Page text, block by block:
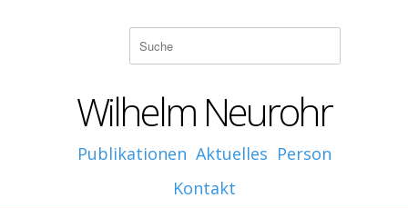
Wilhelm Neurohr
Publikationen Aktuelles Person
Kontakt